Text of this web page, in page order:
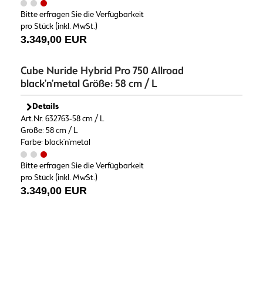
Bitte erfragen Sie die Verfügbarkeit
pro Stück (inkl. MwSt.)
3.349,00 EUR
Cube Nuride Hybrid Pro 750 Allroad
black'n'metal Größe: 58 cm / L
Details
Art.Nr. 632763-58 cm / L
Größe: 58 cm / L
Farbe: black'n'metal
Bitte erfragen Sie die Verfügbarkeit
pro Stück (inkl. MwSt.)
3.349,00 EUR